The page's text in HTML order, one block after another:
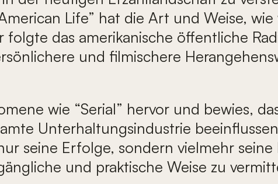
Life” hat die Art und Weise,
folgte das amerikanische öffentliche
und filmischere
wie “Serial” hervor und bewies,
Unterhaltungsindustrie
seine Erfolge, sondern vielmehr
und praktische Weise zu